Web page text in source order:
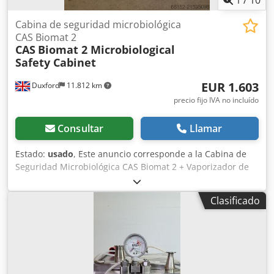
Duxford 11.812 km
Cabina de seguridad microbiológica
CAS Biomat 2
CAS Biomat 2 Microbiological
Safety Cabinet
EUR 1.603
precio fijo IVA no incluído
Consultar Llamar
Estado: usado, Este anuncio corresponde a la Cabina de
Seguridad Microbiológica CAS Biomat 2 + Vaporizador de
Formalina. La unidad se encuentra en perfecto estado de
funcionamiento y está lista para su uso inmediato. La CAS
Biomat 2 (fabricada por Contained Air Solutions) es una
rendimiento diseñada para proporcionar un entorno
estéril tanto para el usuario como para la muestra. Es ideal
para laboratorios que trabajan con agentes biológicos
hasta Nivel 3 de Bioseguridad. Características clave y
Clasificado